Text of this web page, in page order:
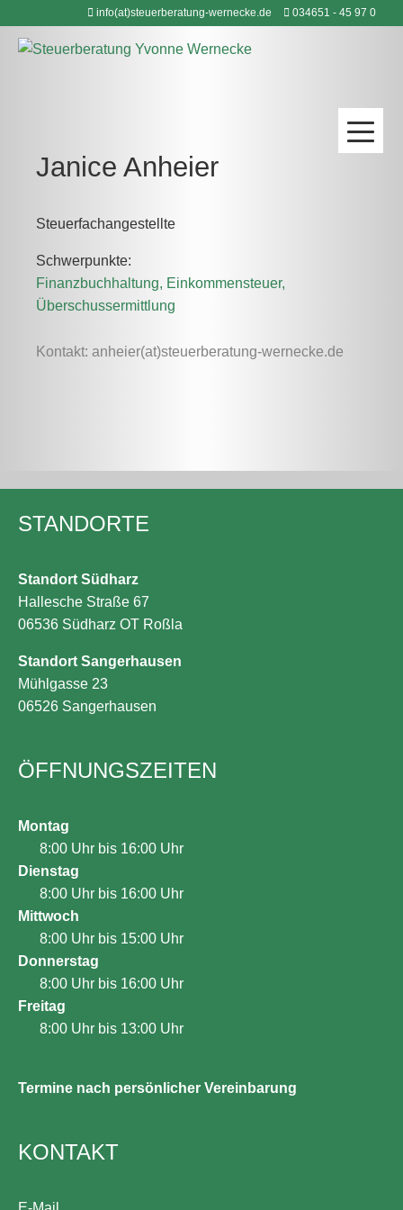
springen
info(at)steuerberatung-wernecke.de 034651 - 45 97 0
Janice Anheier
Steuerfachangestellte
Schwerpunkte:
Finanzbuchhaltung, Einkommensteuer,
Überschussermittlung
Kontakt: anheier(at)steuerberatung-wernecke.de
STANDORTE
Standort Südharz
Hallesche Straße 67
06536 Südharz OT Roßla
Standort Sangerhausen
Mühlgasse 23
06526 Sangerhausen
ÖFFNUNGS­ZEITEN
Montag
8:00 Uhr bis 16:00 Uhr
Dienstag
8:00 Uhr bis 16:00 Uhr
Mittwoch
8:00 Uhr bis 15:00 Uhr
Donnerstag
8:00 Uhr bis 16:00 Uhr
Freitag
8:00 Uhr bis 13:00 Uhr
Termine nach persönlicher Vereinbarung
KONTAKT